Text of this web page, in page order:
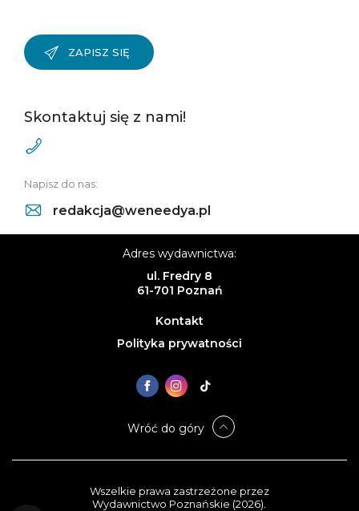
ZAPISZ SIĘ
Skontaktuj się z nami!
Napisz do nas:
redakcja@weneedya.pl
Adres wydawnictwa:
ul. Fredry 8
61-701 Poznań
Kontakt
Polityka prywatności
Wróć do góry
Wszelkie prawa zastrzeżone przez
Wydawnictwo Poznańskie (2026).